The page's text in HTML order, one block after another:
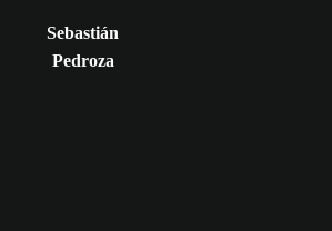
Sebastián
Pedroza